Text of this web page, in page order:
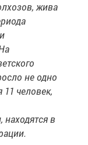
жива
не одно
11 человек,
в